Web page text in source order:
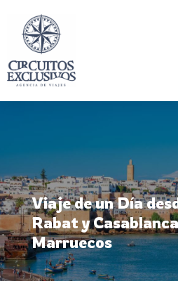
Viaje de un Día
Rabat y
Marruecos